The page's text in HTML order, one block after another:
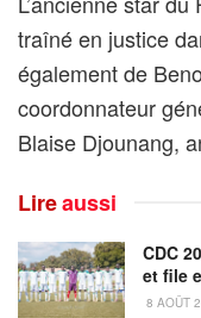
traîné en justice
également de
coordonnateur
Blaise Djounang,
Lireaussi
CDC
et file
8 AOÛT